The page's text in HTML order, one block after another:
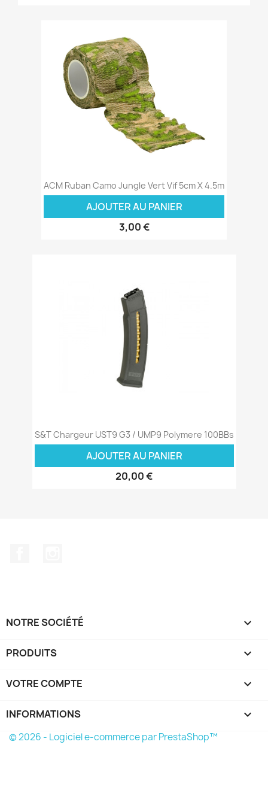
ACM Ruban Camo Jungle Vert Vif 5cm X 4.5m
AJOUTER AU PANIER
3,00 €
S&T Chargeur UST9 G3 / UMP9 Polymere 100BBs
AJOUTER AU PANIER
20,00 €
NOTRE SOCIÉTÉ 
PRODUITS 
VOTRE COMPTE 
INFORMATIONS keyboard_arrow_down
© 2026 - Logiciel e-commerce par PrestaShop™